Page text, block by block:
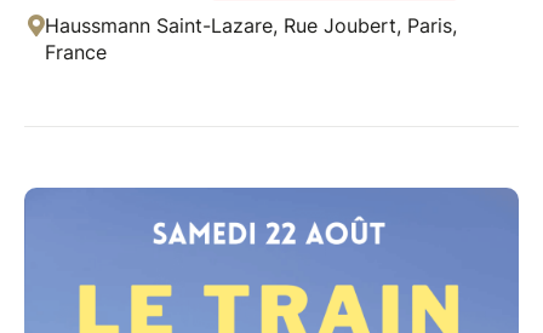
Haussmann Saint-Lazare, Rue Joubert, Paris,
France